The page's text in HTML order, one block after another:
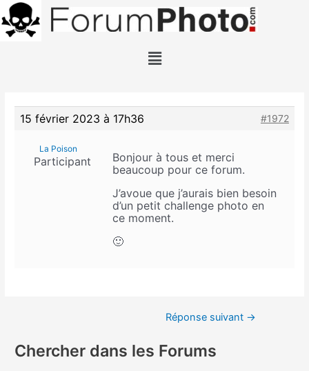
15 février 2023 à 17h36 #1972
La Poison
Participant
Bonjour à tous et merci
beaucoup pour ce forum.
J’avoue que j’aurais bien besoin
d’un petit challenge photo en
ce moment.
🙂
Réponse suivant →
Chercher dans les Forums